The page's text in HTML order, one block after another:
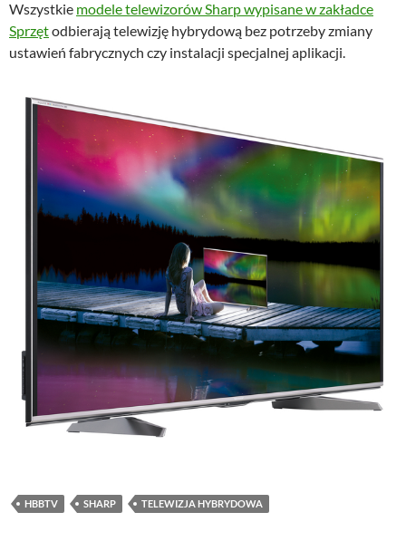
Wszystkie modele telewizorów Sharp wypisane w zakładce
Sprzętodbierają telewizję hybrydową bez potrzeby zmiany
ustawień fabrycznych czy instalacji specjalnej aplikacji.
HBBTV SHARP TELEWIZJA HYBRYDOWA